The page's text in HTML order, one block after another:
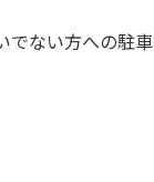
ない方への駐